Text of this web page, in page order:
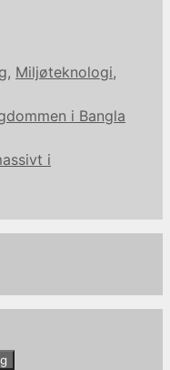
, Miljøteknologi,
i Bangla
i